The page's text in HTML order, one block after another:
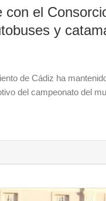
con el
y
de Cádiz ha
del campeonato del